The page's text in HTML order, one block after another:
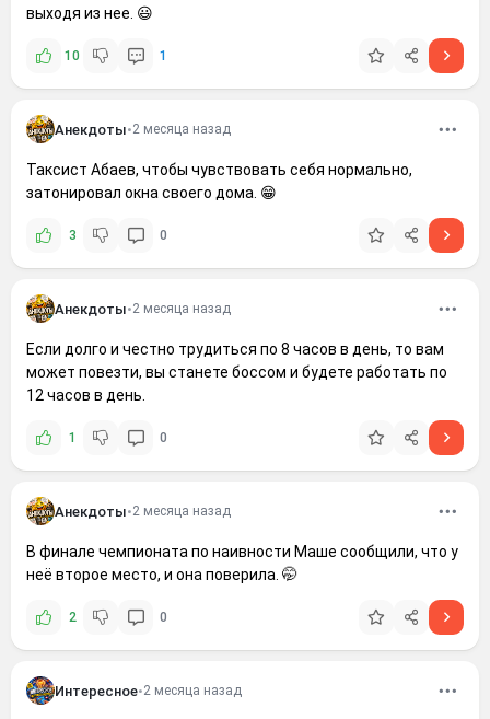
выходя из нее. 😃
10 1
Анекдоты•2 месяца назад
Таксист Абаев, чтобы чувствовать себя нормально,
затонировал окна своего дома. 😁
3 0
Анекдоты•2 месяца назад
Если долго и честно трудиться по 8 часов в день, то вам
может повезти, вы станете боссом и будете работать по
12 часов в день.
1 0
Анекдоты•2 месяца назад
В финале чемпионата по наивности Маше сообщили, что у
неё второе место, и она поверила. 🤭
2 0
Интересное•2 месяца назад